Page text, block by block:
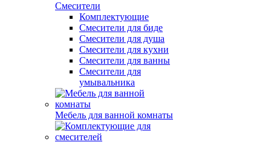
Смесители
Комплектующие
Смесители для биде
Смесители для душа
Смесители для кухни
Смесители для ванны
Смесители для
умывальника
Мебель для ванной комнаты